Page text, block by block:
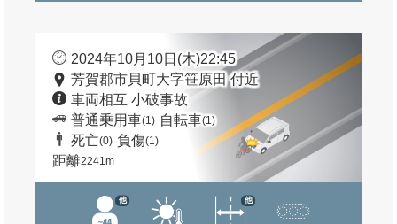
2024年10月10日(木)22:45
芳賀郡市貝町大字笹原田 付近
車両相互 小破事故
普通乗用車(1) 自転車(1)
死亡(0) 負傷(1)
距離2241m
他 他